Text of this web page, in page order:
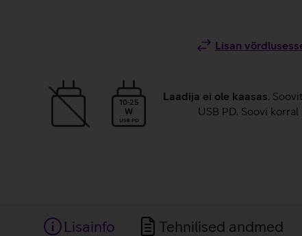
Lisan
10-25
W
USB PD
Laadija ei ole kaasas.
USB PD. Soovi
Lisainfo Tehnilised andmed